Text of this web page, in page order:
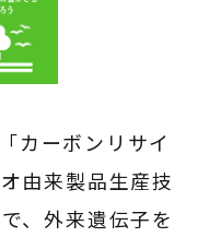
カーボンリサイ
由来製品生産技
、外来遺伝子を